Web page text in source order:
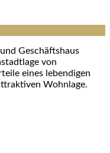
Geschäftshaus
von
eines lebendigen
Wohnlage.